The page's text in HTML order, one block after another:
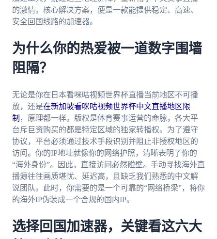
的激情。核心解决方案，便是一款能提供稳定、高速、
安全回国线路的加速器。
为什么你的热爱被一道数字围墙
阻隔？
无论是你在日本看咪咕视频世界杯直播当前地区不可播
放，还是在新加坡看咪咕视频世界杯中文直播地区限
制 ，原理都一样。版权是体育赛事运营的命脉，各大平
台斥巨资购买的都是特定区域的独家转播权。为了遵守
协议，平台必须通过技术手段识别并阻止非授权地区的
访问。你的IP地址就像你的网络护照，清晰表明了你的
“海外身份”。因此，直接访问必然碰壁。手动寻找海外直
播源往往画质堪忧、延迟高，且缺乏我们熟悉的中文解
说团队。此时，你需要的是一个可靠的“网络桥梁”，将你
的海外IP伪装成一个合规的国内IP。
选择回国加速器，关键看这六大